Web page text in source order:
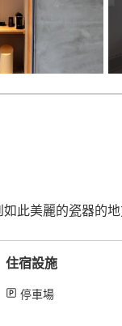
此美麗的瓷器的地
住宿設施
停車場